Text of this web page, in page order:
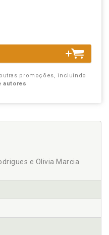
promoções, incluindo
autores
e Olivia Marcia